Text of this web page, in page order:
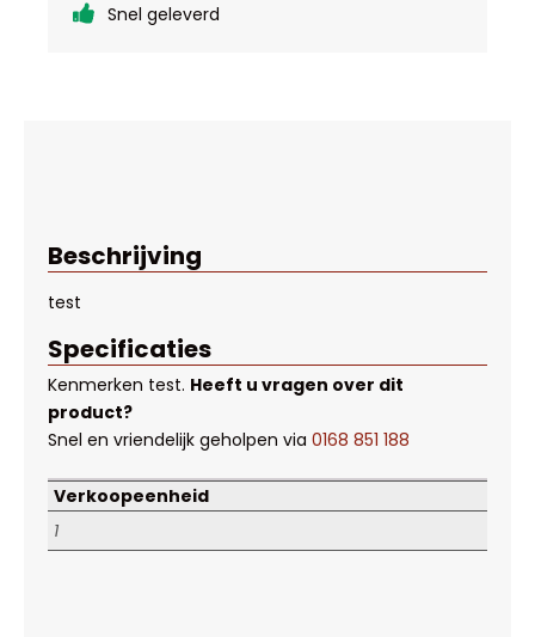
Snel geleverd
Beschrijving
test
Specificaties
Kenmerken test. Heeft u vragen over dit
product?
Snel en vriendelijk geholpen via 0168 851 188
Verkoopeenheid
1